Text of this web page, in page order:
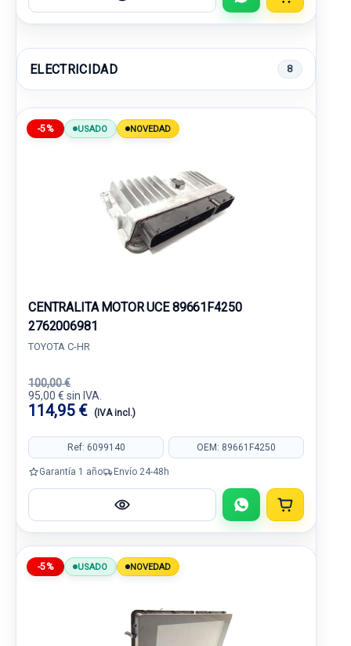
ELECTRICIDAD 8
-5% USADO NOVEDAD
CENTRALITA MOTOR UCE 89661F4250
2762006981
TOYOTA C-HR
100,00 €
95,00 € sin IVA.
114,95 € (IVA incl.)
Ref: 6099140 OEM: 89661F4250
Garantía 1 año Envío 24-48h
-5% USADO NOVEDAD